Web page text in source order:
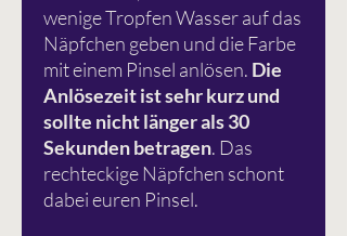
wenige Tropfen Wasser auf das
Näpfchen geben und die Farbe
mit einem Pinsel anlösen. Die
Anlösezeit ist sehr kurz und
sollte nicht länger als 30
Sekunden betragen. Das
rechteckige Näpfchen schont
dabei euren Pinsel.